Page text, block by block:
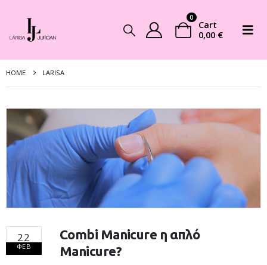
0
Cart
0,00 €
HOME LARISA
22
ΦΕΒ
Combi Manicure η απλό
Manicure?